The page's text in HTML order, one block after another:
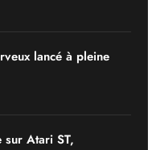
lancé à pleine
sur Atari ST,